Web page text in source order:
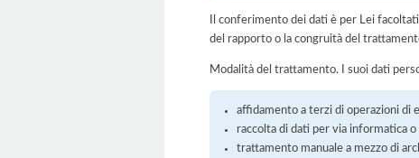
Il conferimento dei dati è per Lei
del rapporto o la congruità del
Modalità del trattamento. I suoi dati
affidamento a terzi di operazioni di
raccolta di dati per via informatica
trattamento manuale a mezzo di